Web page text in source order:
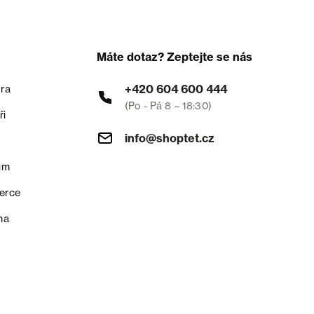
Máte dotaz? Zeptejte se nás
+420 604 600 444
(Po - Pá 8 – 18:30)
info@shoptet.cz